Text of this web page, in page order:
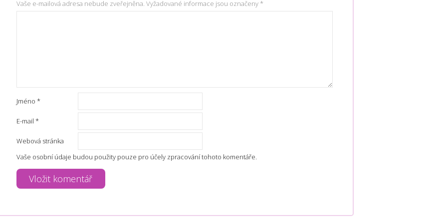
Vaše e-mailová adresa nebude zveřejněna. Vyžadované informace jsou označeny*
Jméno*
E-mail*
Webová stránka
Vaše osobní údaje budou použity pouze pro účely zpracování tohoto komentáře.